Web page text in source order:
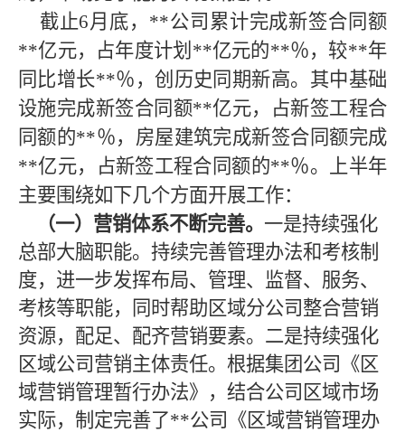
截止6月底， **公司累计完成新签合同额
**亿元，占年度计划 **亿元的**％，较**年
同比增长**％，创历史同期新高。其中基础
设施完成新签合同额**亿元，占新签工程合
同额的**％，房屋建筑完成新签合同额完成
**亿元，占新签工程合同额的**％。上半年
主要围绕如下几个方面开展工作：
（一）营销体系不断完善。 一是持续强化
总部大脑职能。持续完善管理办法和考核制
度，进一步发挥布局、管理、监督、服务、
考核等职能，同时帮助区域分公司整合营销
资源，配足、配齐营销要素。二是持续强化
区域公司营销主体责任。根据集团公司《区
域营销管理暂行办法》，结合公司区域市场
实际，制定完善了**公司《区域营销管理办